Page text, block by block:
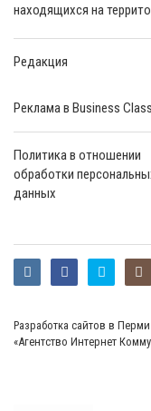
находящихся на
Редакция
Реклама в Business Class
Политика в отношении
обработки
данных
Разработка сайтов в Перми
«Агентство Интернет